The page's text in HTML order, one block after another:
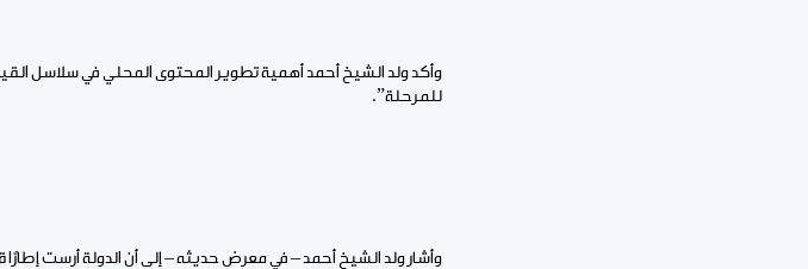
وأكد ولد الشيخ أحمد أهمية تطوير المحتوى المحلي في سلاسل
للمرحلة”.
وأشار ولد الشيخ أحمد – في معرض حديثه – إلى أن الدولة أرست إطارًا